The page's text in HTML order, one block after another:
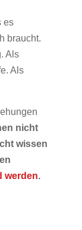
es
braucht.
Als
Als
nicht
wissen
werden.